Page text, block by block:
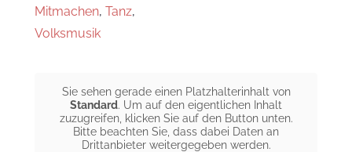
Mitmachen, Tanz,
Volksmusik
Sie sehen gerade einen Platzhalterinhalt von
Standard. Um auf den eigentlichen Inhalt
zuzugreifen, klicken Sie auf den Button unten.
Bitte beachten Sie, dass dabei Daten an
Drittanbieter weitergegeben werden.